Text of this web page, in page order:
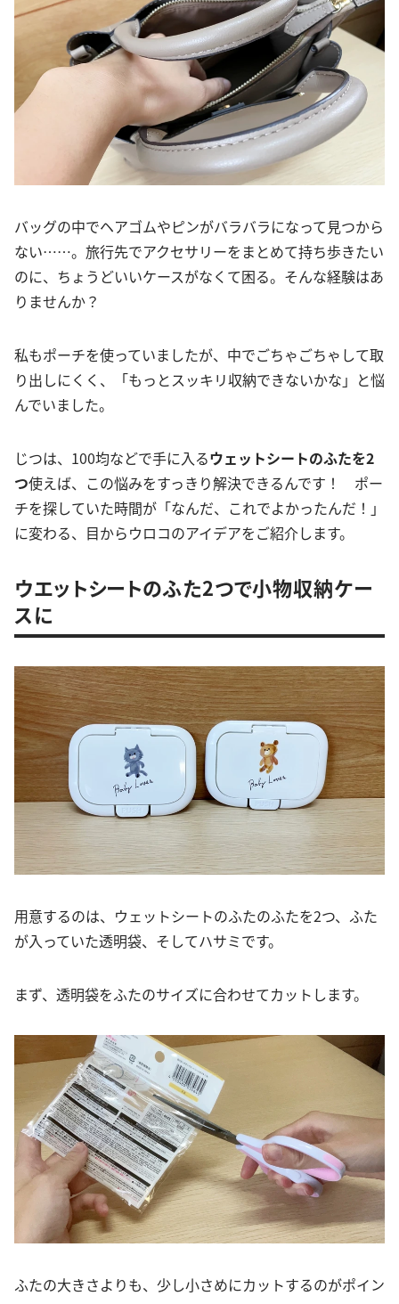
バッグの中でヘアゴムやピンがバラバラになって見つから
ない……。旅行先でアクセサリーをまとめて持ち歩きたい
のに、ちょうどいいケースがなくて困る。そんな経験はあ
りませんか？
私もポーチを使っていましたが、中でごちゃごちゃして取
り出しにくく、「もっとスッキリ収納できないかな」と悩
んでいました。
じつは、100均などで手に入るウェットシートのふたを2
つ使えば、この悩みをすっきり解決できるんです！ ポー
チを探していた時間が「なんだ、これでよかったんだ！」
に変わる、目からウロコのアイデアをご紹介します。
ウエットシートのふた2つで小物収納ケー
スに
用意するのは、ウェットシートのふたのふたを2つ、ふた
が入っていた透明袋、そしてハサミです。
まず、透明袋をふたのサイズに合わせてカットします。
ふたの大きさよりも、少し小さめにカットするのがポイン